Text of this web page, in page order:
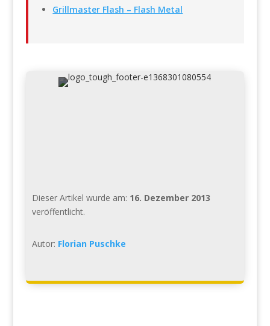
Grillmaster Flash – Flash Metal
Dieser Artikel wurde am: 16. Dezember 2013
veröffentlicht.
Autor: Florian Puschke